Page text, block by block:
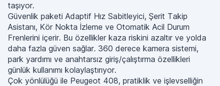
taşıyor.
Güvenlik paketi Adaptif Hız Sabitleyici, Şerit Takip
Asistanı, Kör Nokta İzleme ve Otomatik Acil Durum
Frenlerini içerir. Bu özellikler kaza riskini azaltır ve yolda
daha fazla güven sağlar. 360 derece kamera sistemi,
park yardımı ve anahtarsız giriş/çalıştırma özellikleri
günlük kullanımı kolaylaştırıyor.
Çok yönlülüğü ile Peugeot 408, pratiklik ve işlevselliğin